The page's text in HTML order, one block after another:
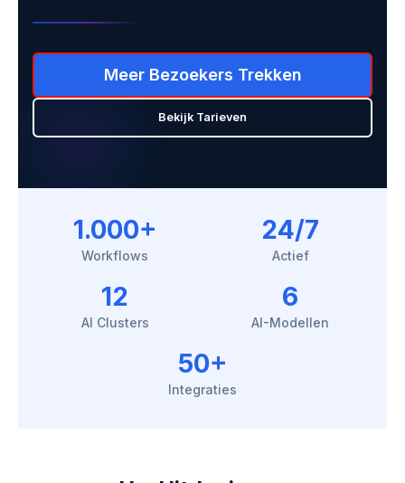
Meer Bezoekers Trekken
Bekijk Tarieven
1.000+
Workflows
24/7
Actief
12
AI Clusters
6
AI-Modellen
50+
Integraties